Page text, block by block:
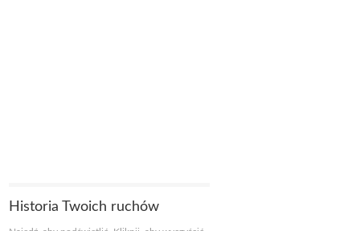
Historia Twoich ruchów